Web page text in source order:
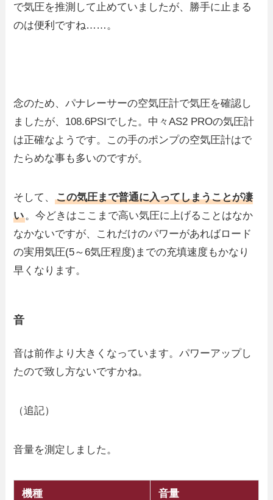
で気圧を推測して止めていましたが、勝手に止まる
のは便利ですね……。
念のため、パナレーサーの空気圧計で気圧を確認し
ましたが、108.6PSIでした。中々AS2 PROの気圧計
は正確なようです。この手のポンプの空気圧計はで
たらめな事も多いのですが。
そして、この気圧まで普通に入ってしまうことが凄
い。今どきはここまで高い気圧に上げることはなか
なかないですが、これだけのパワーがあればロード
の実用気圧(5～6気圧程度)までの充填速度もかなり
早くなります。
音
音は前作より大きくなっています。パワーアップし
たので致し方ないですかね。
（追記）
音量を測定しました。
機種 音量